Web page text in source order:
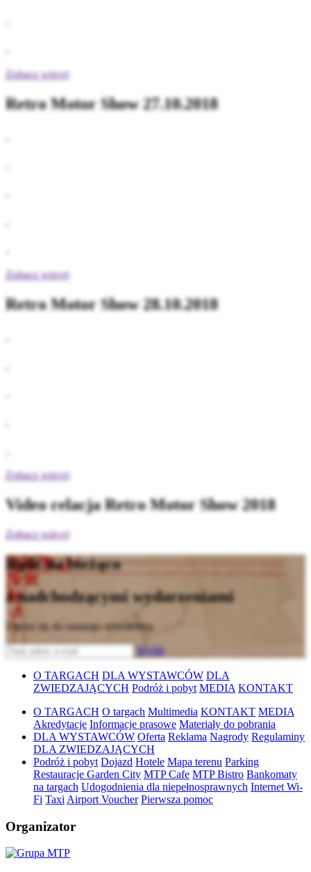
Zobacz więcej
Retro Motor Show 27.10.2018
Zobacz więcej
Retro Motor Show 28.10.2018
Zobacz więcej
Video relacja Retro Motor Show 2018
Zobacz więcej
Bądź na bieżąco
z nadchodzącymi wydarzeniami
Zapisz się do naszego newslettera
Wyślij
O TARGACH DLA WYSTAWCÓW DLA
ZWIEDZAJĄCYCH Podróż i pobyt MEDIA KONTAKT
O TARGACH O targach Multimedia KONTAKT MEDIA
Akredytacje Informacje prasowe Materiały do pobrania
DLA WYSTAWCÓW Oferta Reklama Nagrody Regulaminy
DLA ZWIEDZAJĄCYCH
Podróż i pobyt Dojazd Hotele Mapa terenu Parking
Restauracje Garden City MTP Cafe MTP Bistro Bankomaty
na targach Udogodnienia dla niepełnosprawnych Internet Wi-
Fi Taxi Airport Voucher Pierwsza pomoc
Organizator